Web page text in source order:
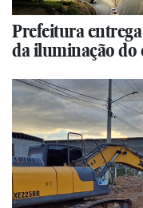
Prefeitura
da iluminação do